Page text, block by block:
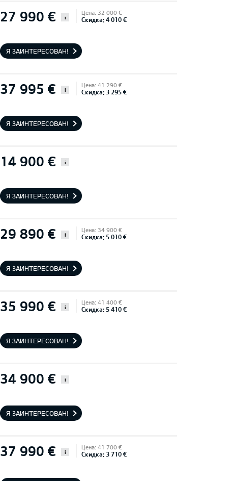
27 990 € i
Цена: 32 000 €
Скидка: 4 010 €
Я ЗАИНТЕРЕСОВАН!
37 995 € i
Цена: 41 290 €
Скидка: 3 295 €
Я ЗАИНТЕРЕСОВАН!
14 900 € i
Я ЗАИНТЕРЕСОВАН!
29 890 € i
Цена: 34 900 €
Скидка: 5 010 €
Я ЗАИНТЕРЕСОВАН!
35 990 € i
Цена: 41 400 €
Скидка: 5 410 €
Я ЗАИНТЕРЕСОВАН!
34 900 € i
Я ЗАИНТЕРЕСОВАН!
37 990 € i
Цена: 41 700 €
Скидка: 3 710 €